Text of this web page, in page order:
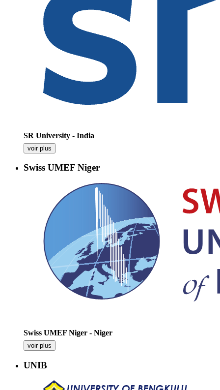
SR University - India
voir plus
Swiss UMEF Niger
Swiss UMEF Niger - Niger
voir plus
UNIB